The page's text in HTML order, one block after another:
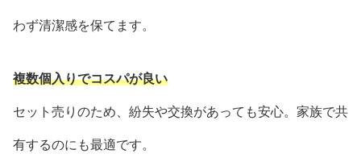
わず清潔感を保てます。
複数個入りでコスパが良い
セット売りのため、紛失や交換があっても安心。家族で共
有するのにも最適です。